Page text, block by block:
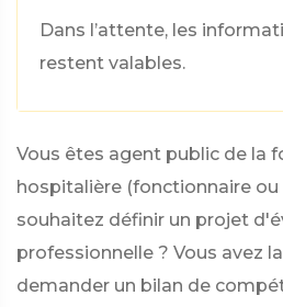
Dans l’attente, les
restent valables.
Vous êtes agent public de la
hospitalière (fonctionnaire
souhaitez définir un projet
professionnelle ? Vous avez
demander un bilan de